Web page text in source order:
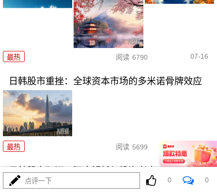
最热 阅读 6790 07-16
日韩股市重挫：全球资本市场的多米诺骨牌效应
最热 阅读 5699 07-16
日韩股市狂泻：深度解析与投资者应对策略
点评一下 0 0